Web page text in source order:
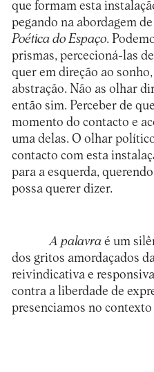
que formam esta
pegando na abordagem
Poética do Espaço.
prismas, percecioná-las
quer em direção ao
abstração. Não as olhar
então sim. Perceber de
momento do contacto e
uma delas. O olhar
contacto com esta
para a esquerda,
possa querer dizer.
A palavraé um
dos gritos amordaçados
reivindicativa e
contra a liberdade de
presenciamos no contexto